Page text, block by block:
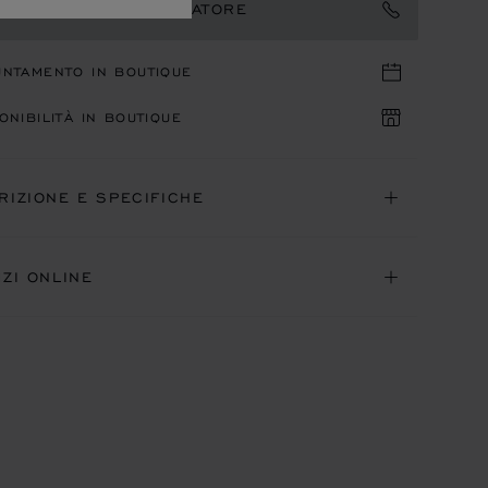
UN AMBASCIATORE
IN BOUTIQUE
IN BOUTIQUE
E SPECIFICHE
ONLINE